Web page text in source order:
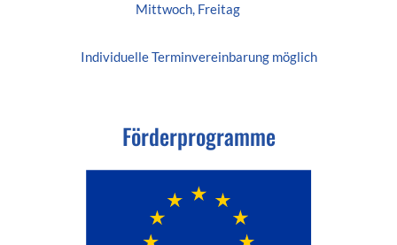
Mittwoch, Freitag
IndividuelleTerminvereinbarungmöglich
Förderprogramme